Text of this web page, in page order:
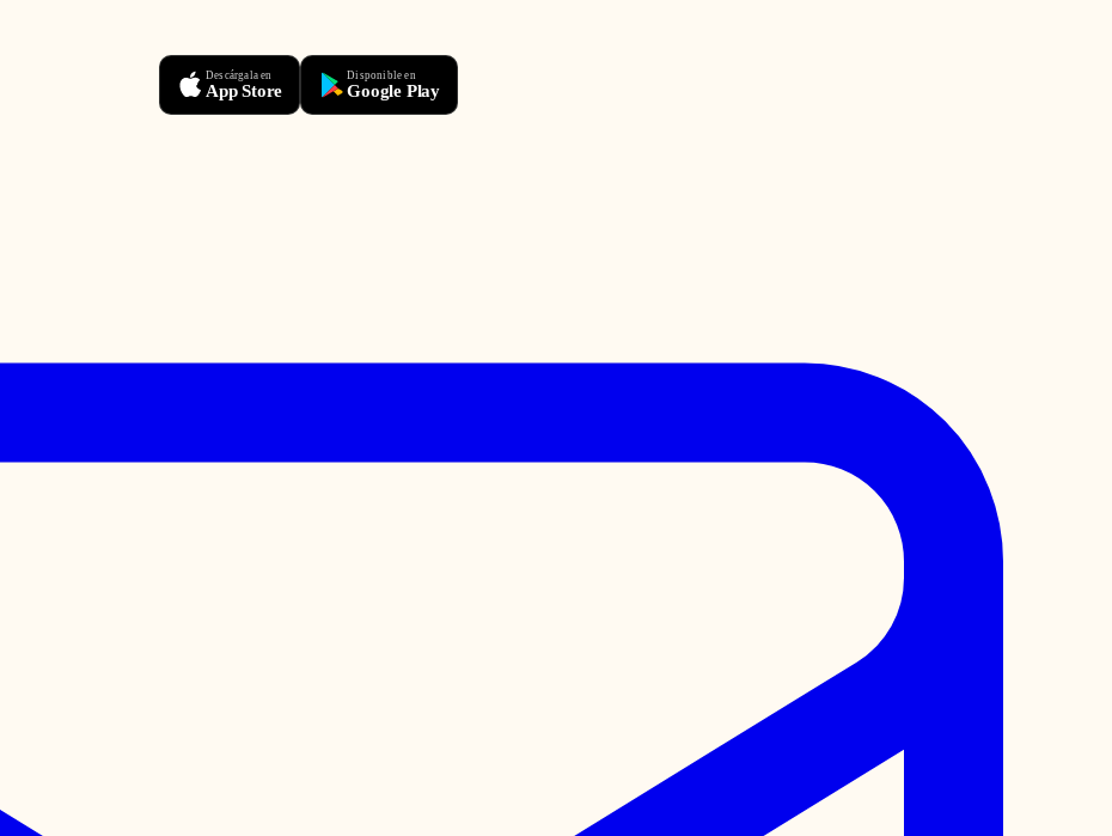
Descárgala en
App Store
Disponible en
Google Play